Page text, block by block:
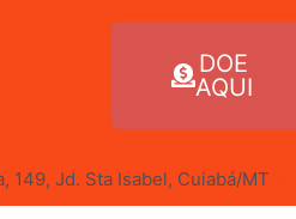
DOE
AQUI
149, Jd. Sta Isabel, Cuiabá/MT